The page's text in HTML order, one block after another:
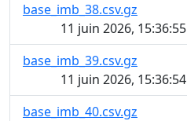
base_imb_38.csv.gz
11 juin 2026, 15:36:55
base_imb_39.csv.gz
11 juin 2026, 15:36:54
base_imb_40.csv.gz